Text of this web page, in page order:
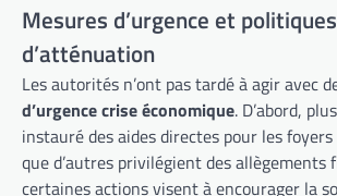
Mesures d’urgence et politiques
d’atténuation
Les autorités n’ont pas tardé à agir avec
d’urgence crise économique. D’abord,
instauré des aides directes pour les
que d’autres privilégient des allègements
certaines actions visent à encourager la